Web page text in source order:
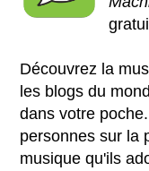
Découvrez la
les blogs du
dans votre
personnes sur la
musique qu'ils